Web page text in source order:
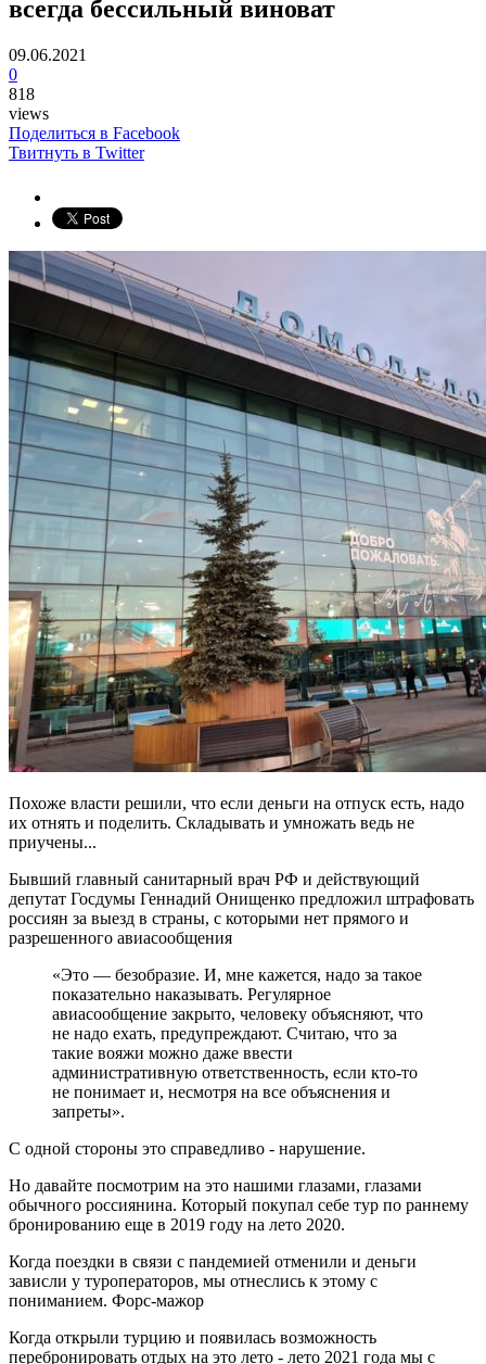
всегда бессильный виноват
09.06.2021
0
818
views
Поделиться в Facebook
Твитнуть в Twitter
Похоже власти решили, что если деньги на отпуск есть, надо
их отнять и поделить. Складывать и умножать ведь не
приучены...
Бывший главный санитарный врач РФ и действующий
депутат Госдумы Геннадий Онищенко предложил штрафовать
россиян за выезд в страны, с которыми нет прямого и
разрешенного авиасообщения
«Это — безобразие. И, мне кажется, надо за такое
показательно наказывать. Регулярное
авиасообщение закрыто, человеку объясняют, что
не надо ехать, предупреждают. Считаю, что за
такие вояжи можно даже ввести
административную ответственность, если кто-то
не понимает и, несмотря на все объяснения и
запреты».
С одной стороны это справедливо - нарушение.
Но давайте посмотрим на это нашими глазами, глазами
обычного россиянина. Который покупал себе тур по раннему
бронированию еще в 2019 году на лето 2020.
Когда поездки в связи с пандемией отменили и деньги
зависли у туроператоров, мы отнеслись к этому с
пониманием. Форс-мажор
Когда открыли турцию и появилась возможность
перебронировать отдых на это лето - лето 2021 года мы с